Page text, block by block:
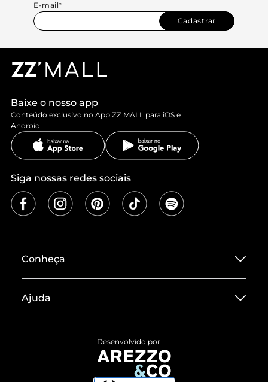
E-mail*
Cadastrar
Baixe o nosso app
Conteúdo exclusivo no App ZZ MALL para iOS e
Android
Siga nossas redes sociais
Conheça
Termos de Uso
Ajuda
Desenvolvido por